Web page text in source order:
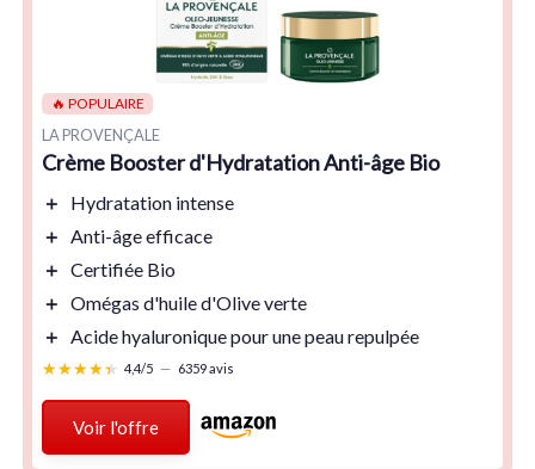
🔥 POPULAIRE
LA PROVENÇALE
Crème Booster d'Hydratation Anti-âge Bio
＋ Hydratation intense
＋ Anti-âgeefficace
＋ Certifiée Bio
＋ Omégas d'huile d'Oliveverte
＋ Acide hyaluroniquepour une peau repulpée
★★★★★
★★★★★ 4,4/5 — 6359 avis
Voir l'offre